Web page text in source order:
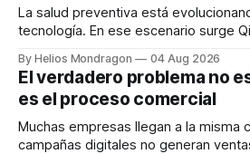
La salud preventiva está
tecnología. En ese escenario surge
dispositivos inteligentes, inteligencia
en tiempo real para ayudar a las
decisiones sobre su salud
responder
By Helios Mondragon 04 Aug 2026
El verdadero problema no
es el proceso comercial
Muchas empresas llegan a la misma
campañas digitales no generan